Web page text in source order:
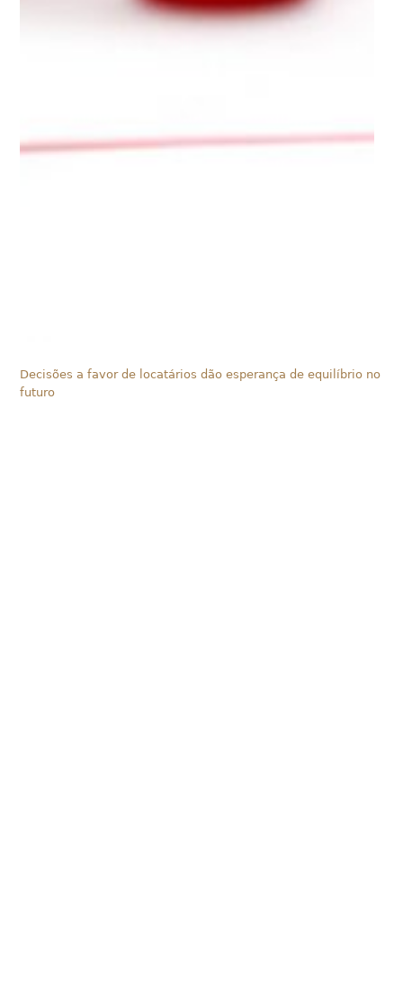
Decisões a favor de locatários dão esperança de equilíbrio no
futuro